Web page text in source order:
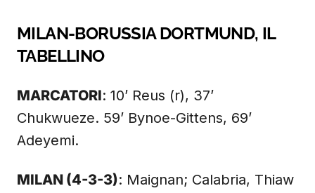
MILAN-BORUSSIA DORTMUND, IL
TABELLINO
MARCATORI: 10’ Reus (r), 37’
Chukwueze. 59’ Bynoe-Gittens, 69’
Adeyemi.
MILAN (4-3-3): Maignan; Calabria, Thiaw